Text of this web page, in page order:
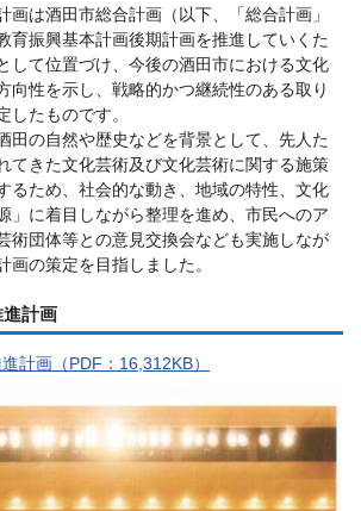
画は酒田市総合計画（以下、「総合計画」
育振興基本計画後期計画を推進していくた
して位置づけ、今後の酒田市における文化
向性を示し、戦略的かつ継続性のある取り
したものです。
田の自然や歴史などを背景として、先人た
てきた文化芸術及び文化芸術に関する施策
るため、社会的な動き、地域の特性、文化
」に着目しながら整理を進め、市民へのア
術団体等との意見交換会なども実施しなが
画の策定を目指しました。
計画
計画（PDF：16,312KB）